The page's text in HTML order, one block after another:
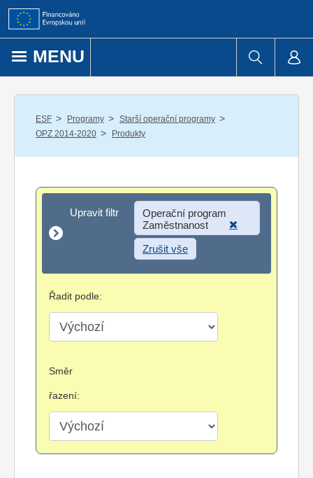
Přejít k obsahu
MENU
ESF / Programy / Starší operační programy /
OPZ 2014-2020 / Produkty
Upravit filtr
Upravit filtr
Operační program
Zaměstnanost
Zrušit vše
Řadit podle:
Směr
řazení: